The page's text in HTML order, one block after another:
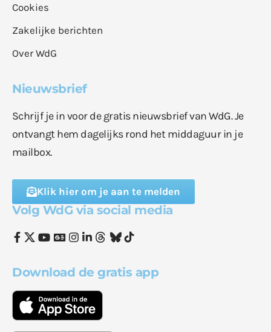
Cookies
Zakelijke berichten
Over WdG
Nieuwsbrief
Schrijf je in voor de gratis nieuwsbrief van WdG. Je
ontvangt hem dagelijks rond het middaguur in je
mailbox.
Klik hier om je aan te melden
Volg WdG via social media
Download de gratis app